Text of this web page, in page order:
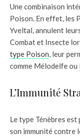
Une combinaison
Poison. En effet, les
Yveltal, annulent
Combat et Insecte
type Poison, leur
comme Mélodelfe ou
L’Immunité
Le type Ténèbres
son immunité contre